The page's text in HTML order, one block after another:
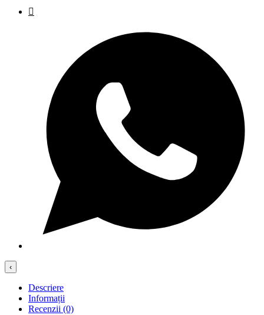
‹
Descriere
Informații
Recenzii (0)